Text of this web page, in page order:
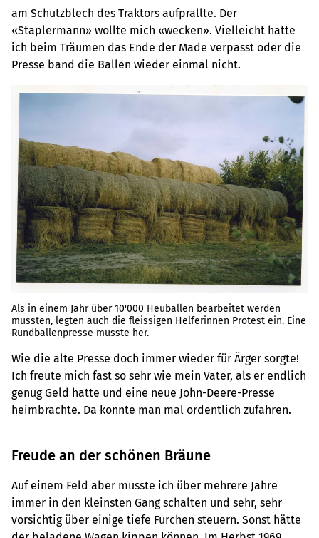
am Schutzblech des Traktors aufprallte. Der
«Staplermann» wollte mich «wecken». Vielleicht hatte
ich beim Träumen das Ende der Made verpasst oder die
Presse band die Ballen wieder einmal nicht.
Als in einem Jahr über 10'000 Heuballen bearbeitet werden
mussten, legten auch die fleissigen Helferinnen Protest ein. Eine
Rundballenpresse musste her.
Wie die alte Presse doch immer wieder für Ärger sorgte!
Ich freute mich fast so sehr wie mein Vater, als er endlich
genug Geld hatte und eine neue John-Deere-Presse
heimbrachte. Da konnte man mal ordentlich zufahren.
Freude an der schönen Bräune
Auf einem Feld aber musste ich über mehrere Jahre
immer in den kleinsten Gang schalten und sehr, sehr
vorsichtig über einige tiefe Furchen steuern. Sonst hätte